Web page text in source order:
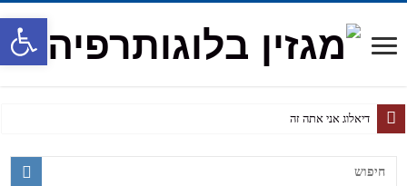
דיאלוג אני אתה זה